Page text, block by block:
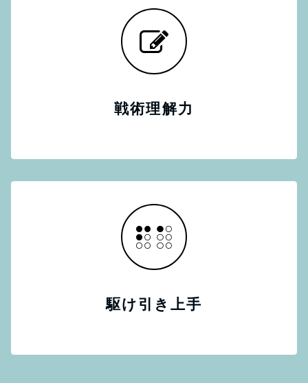
戦術理解力
駆け引き上手